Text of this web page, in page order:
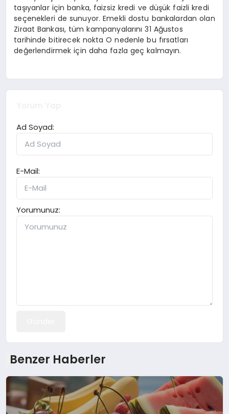
taşıyanlar için banka, faizsiz kredi ve düşük faizli kredi
seçenekleri de sunuyor. Emekli dostu bankalardan olan
Ziraat Bankası, tüm kampanyalarını 31 Ağustos
tarihinde bitirecek nokta O nedenle bu fırsatları
değerlendirmek için daha fazla geç kalmayın.
Ad Soyad:
E-Mail:
Yorumunuz:
Benzer Haberler